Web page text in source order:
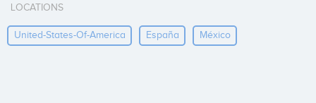
LOCATIONS
United-States-Of-America España México